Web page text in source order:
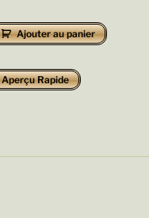
Ajouter au panier
Aperçu Rapide